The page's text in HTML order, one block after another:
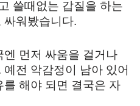
쓸때없는 갑질을 하는
워봤습니다.
엔 먼저 싸움을 걸거나
전 악감정이 남아 있어
해야 되면 결국은 자